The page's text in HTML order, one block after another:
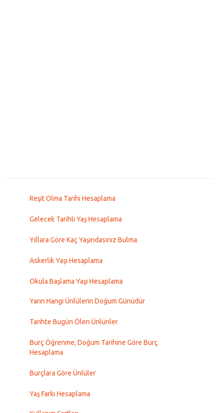
Reşit Olma Tarihi Hesaplama
Gelecek Tarihli Yaş Hesaplama
Yıllara Göre Kaç Yaşındasınız Bulma
Askerlik Yaşı Hesaplama
Okula Başlama Yaşı Hesaplama
Yarın Hangi Ünlülerin Doğum Günüdür
Tarihte Bugün Ölen Ünlünler
Burç Öğrenme, Doğum Tarihine Göre Burç
Hesaplama
Burçlara Göre Ünlüler
Yaş Farkı Hesaplama